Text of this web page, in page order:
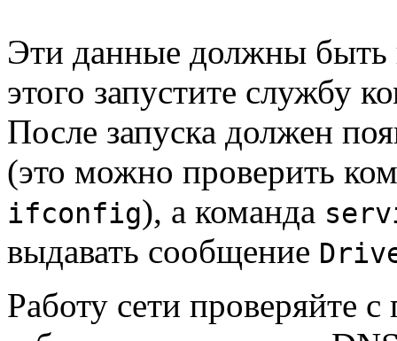
Эти данные должны быть
этого запустите службу
После запуска должен
(это можно проверить
ifconfig), а команда
выдавать сообщение
Работу сети проверяйте